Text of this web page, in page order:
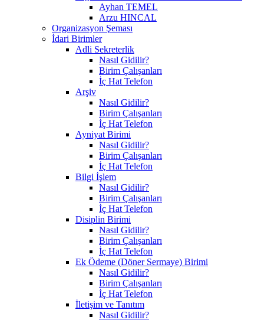
Ayhan TEMEL
Arzu HINCAL
Organizasyon Şeması
İdari Birimler
Adli Sekreterlik
Nasıl Gidilir?
Birim Çalışanları
İç Hat Telefon
Arşiv
Nasıl Gidilir?
Birim Çalışanları
İç Hat Telefon
Ayniyat Birimi
Nasıl Gidilir?
Birim Çalışanları
İç Hat Telefon
Bilgi İşlem
Nasıl Gidilir?
Birim Çalışanları
İç Hat Telefon
Disiplin Birimi
Nasıl Gidilir?
Birim Çalışanları
İç Hat Telefon
Ek Ödeme (Döner Sermaye) Birimi
Nasıl Gidilir?
Birim Çalışanları
İç Hat Telefon
İletişim ve Tanıtım
Nasıl Gidilir?